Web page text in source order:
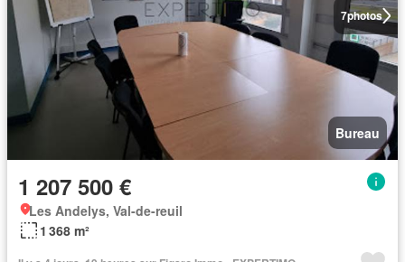
7photos
Bureau
1 207 500 €
Les Andelys, Val-de-reuil
1 368 m²